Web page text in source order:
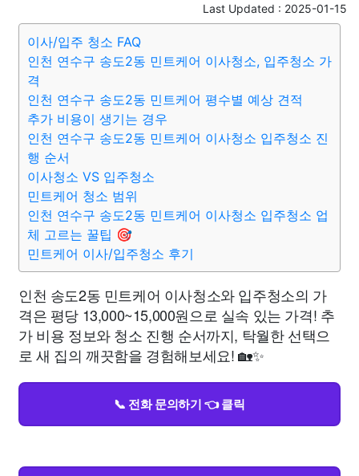
Last Updated : 2025-01-15
이사/입주 청소 FAQ
인천 연수구 송도2동 민트케어 이사청소, 입주청소 가
격
인천 연수구 송도2동 민트케어 평수별 예상 견적
추가 비용이 생기는 경우
인천 연수구 송도2동 민트케어 이사청소 입주청소 진
행 순서
이사청소 VS 입주청소
민트케어 청소 범위
인천 연수구 송도2동 민트케어 이사청소 입주청소 업
체 고르는 꿀팁 🎯
민트케어 이사/입주청소 후기
인천 송도2동 민트케어 이사청소와 입주청소의 가
격은 평당 13,000~15,000원으로 실속 있는 가격! 추
가 비용 정보와 청소 진행 순서까지, 탁월한 선택으
로 새 집의 깨끗함을 경험해보세요! 🏡✨
📞 전화 문의하기 👈 클릭